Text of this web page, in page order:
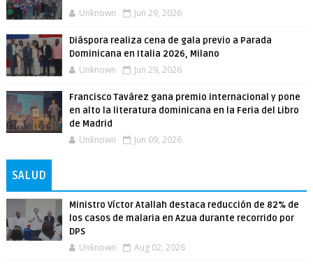
Unknown Jun 29, 2026
Diáspora realiza cena de gala previo a Parada
Dominicana en Italia 2026, Milano
Unknown Jun 29, 2026
Francisco Tavárez gana premio internacional y pone
en alto la literatura dominicana en la Feria del Libro
de Madrid
Unknown Jun 09, 2026
SALUD
Ministro Víctor Atallah destaca reducción de 82% de
los casos de malaria en Azua durante recorrido por
DPS
Unknown Aug 02, 2026